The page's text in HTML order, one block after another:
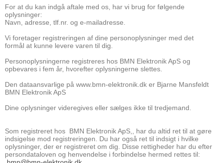
For at du kan indgå aftale med os, har vi brug for følgende
oplysninger:
Navn, adresse, tlf.nr. og e-mailadresse.
Vi foretager registreringen af dine personoplysninger med det
formål at kunne levere varen til dig.
Personoplysningerne registreres hos BMN Elektronik ApS og
opbevares i fem år, hvorefter oplysningerne slettes.
Den dataansvarlige på www.bmn-elektronik.dk er Bjarne Mansfeldt
BMN Elektronik ApS
Dine oplysninger videregives eller sælges ikke til tredjemand.
Som registreret hos BMN Elektronik ApS,, har du altid ret til at gøre
indsigelse mod registreringen. Du har også ret til indsigt i hvilke
oplysninger, der er registreret om dig. Disse rettigheder har du efter
persondataloven og henvendelse i forbindelse hermed rettes til: